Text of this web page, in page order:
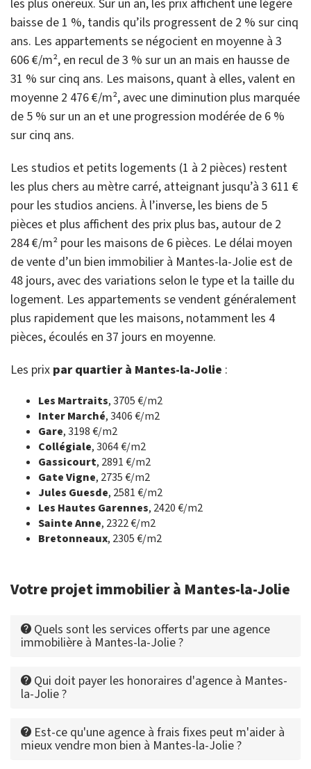
les plus onéreux. Sur un an, les prix affichent une légère
baisse de 1 %, tandis qu’ils progressent de 2 % sur cinq
ans. Les appartements se négocient en moyenne à 3
606 €/m², en recul de 3 % sur un an mais en hausse de
31 % sur cinq ans. Les maisons, quant à elles, valent en
moyenne 2 476 €/m², avec une diminution plus marquée
de 5 % sur un an et une progression modérée de 6 %
sur cinq ans.
Les studios et petits logements (1 à 2 pièces) restent
les plus chers au mètre carré, atteignant jusqu’à 3 611 €
pour les studios anciens. À l’inverse, les biens de 5
pièces et plus affichent des prix plus bas, autour de 2
284 €/m² pour les maisons de 6 pièces. Le délai moyen
de vente d’un bien immobilier à Mantes-la-Jolie est de
48 jours, avec des variations selon le type et la taille du
logement. Les appartements se vendent généralement
plus rapidement que les maisons, notamment les 4
pièces, écoulés en 37 jours en moyenne.
Les prix par quartier à Mantes-la-Jolie :
Les Martraits, 3705 €/m2
Inter Marché, 3406 €/m2
Gare, 3198 €/m2
Collégiale, 3064 €/m2
Gassicourt, 2891 €/m2
Gate Vigne, 2735 €/m2
Jules Guesde, 2581 €/m2
Les Hautes Garennes, 2420 €/m2
Sainte Anne, 2322 €/m2
Bretonneaux, 2305 €/m2
Votre projet immobilier à Mantes-la-Jolie
Quels sont les services offerts par une agence
immobilière à Mantes-la-Jolie ?
Qui doit payer les honoraires d'agence à Mantes-
la-Jolie ?
Est-ce qu'une agence à frais fixes peut m'aider à
mieux vendre mon bien à Mantes-la-Jolie ?